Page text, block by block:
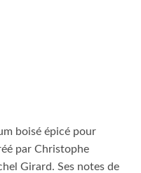
boisé épicé pour
par Christophe
Girard. Ses notes de